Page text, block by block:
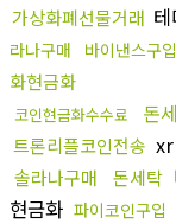
가상화폐선물거래
라나구매
바이낸스구
화현금화
코인현금화수수료 돈
트론리플코인전송
솔라나구매 돈세탁
현금화 파이코인구입